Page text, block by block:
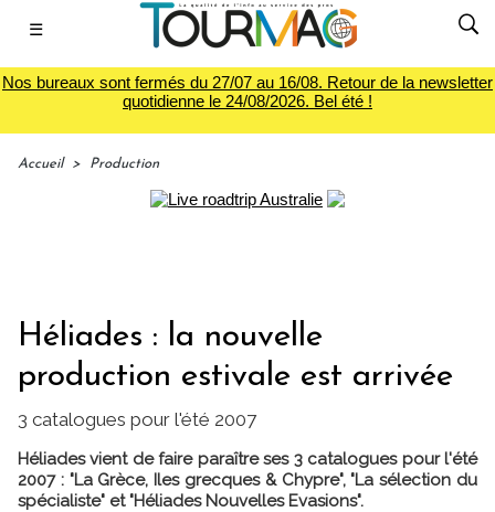
☰
Nos bureaux sont fermés du 27/07 au 16/08. Retour de la newsletter
quotidienne le 24/08/2026. Bel été !
Accueil > Production
Héliades : la nouvelle
production estivale est arrivée
3 catalogues pour l'été 2007
Héliades vient de faire paraître ses 3 catalogues pour l'été
2007 : "La Grèce, Iles grecques & Chypre", "La sélection du
spécialiste" et "Héliades Nouvelles Evasions".